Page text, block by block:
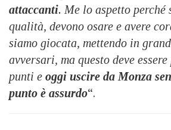
attaccanti. Me lo aspetto perché
qualità, devono osare e avere
siamo giocata, mettendo in
avversari, ma questo deve
punti e oggi uscire da Monza
punto è assurdo“.